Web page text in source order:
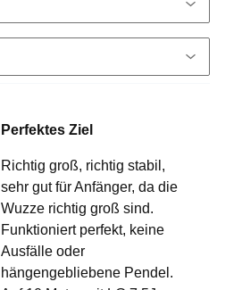
Perfektes Ziel
Richtig groß, richtig stabil,
sehr gut für Anfänger, da die
Wuzze richtig groß sind.
Funktioniert perfekt, keine
Ausfälle oder
hängengebliebene Pendel.